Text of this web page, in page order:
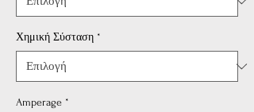
Χημική Σύσταση *
Amperage *